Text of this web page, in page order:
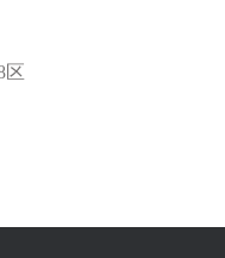
区